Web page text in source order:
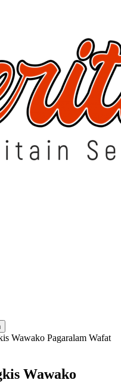
Wawako Pagaralam Wafat
Wawako